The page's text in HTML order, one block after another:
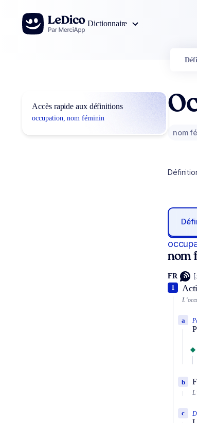
Aller au contenu
Dictionnaire
Accès rapide aux définitions
occupation, nom féminin
nom
nom
FR
1
a
b
c